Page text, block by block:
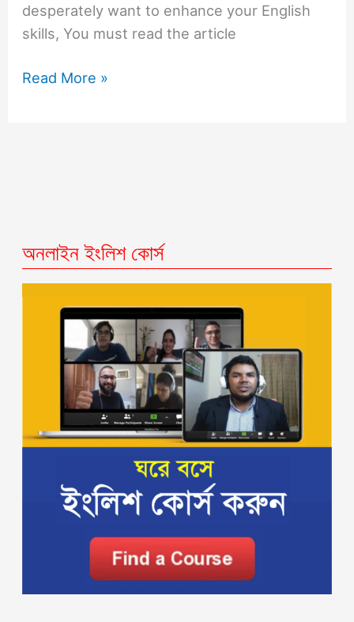
desperately want to enhance your English
skills, You must read the article
Read More »
অনলাইন ইংলিশ কোর্স